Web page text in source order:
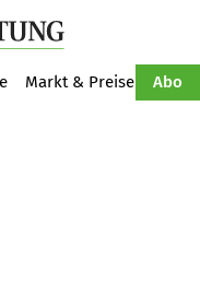
Markt & Preise Abo